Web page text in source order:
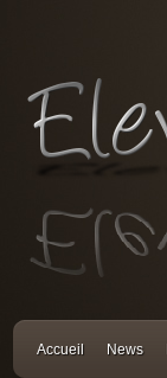
Accueil News